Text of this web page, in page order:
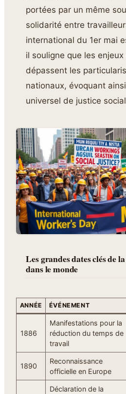
portées par un même
solidarité entre
international du 1er mai
il souligne que les
dépassent les
nationaux, évoquant
universel de justice
Les grandes dates clés de
dans le monde
ANNÉE ÉVÉNEMENT
1886
Manifestations pour la
réduction du temps de
travail
1890
Reconnaissance
officielle en Europe
Déclaration de la